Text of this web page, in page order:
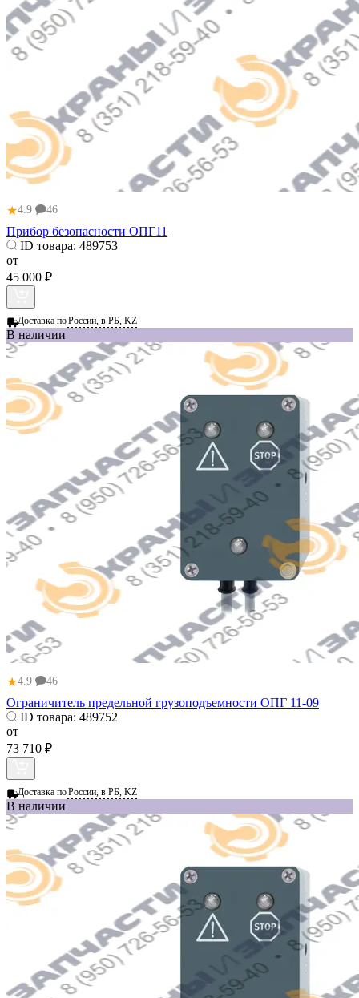
★4.9 46
Прибор безопасности ОПГ11
ID товара: 489753
от
45 000 ₽
Доставка поРоссии, в РБ, KZ
В наличии
★4.9 46
Ограничитель предельной грузоподъемности ОПГ 11-09
ID товара: 489752
от
73 710 ₽
Доставка поРоссии, в РБ, KZ
В наличии